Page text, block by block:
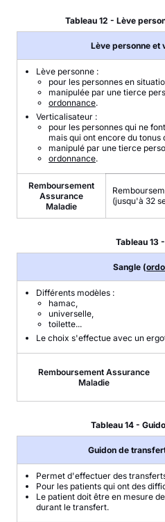
Tableau 12 - Lève
Lève personne et
Lève personne :
pour les personnes en
manipulée par une tierce
ordonnance.
Verticalisateur :
pour les personnes qui ne
mais qui ont encore du tonus
manipulé par une tierce
ordonnance.
Remboursement
Assurance
Maladie
(jusqu'à 32
Tableau 13
Sangle (
Différents modèles :
hamac,
universelle,
toilette...
Le choix s'effectue avec un
Remboursement Assurance
Maladie
Tableau 14 -
Guidon de
Permet d'effectuer des
Pour les patients qui ont des
Le patient doit être en mesure
durant le transfert.